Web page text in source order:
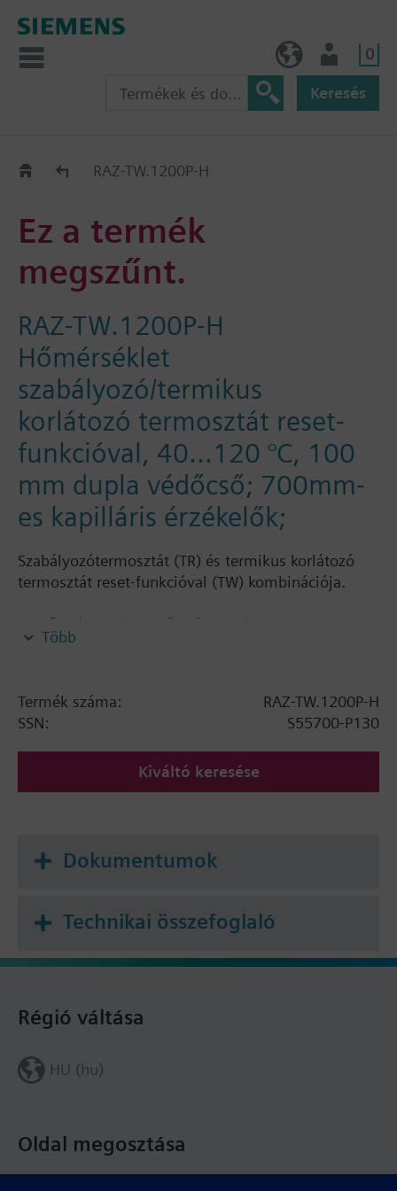
0
Keresés
Régi-Új Kiváltási segédlet
RAZ-TW.1200P-H
Ez a termék
megszűnt.
RAZ-TW.1200P-H
Hőmérséklet
szabályozó/termikus
korlátozó termosztát reset-
funkcióval, 40...120 °C, 100
mm dupla védőcső; 700mm-
es kapilláris érzékelők;
Szabályozótermosztát (TR) és termikus korlátozó
termosztát reset-funkcióval (TW) kombinációja.
Külső skála (TR), belső skála (TW), 2 changeover
kontaktus. Merülő illetve falra szerelhető
Több
Termék száma:
RAZ-TW.1200P-H
SSN:
S55700-P130
Kiváltó keresése
Dokumentumok
Technikai összefoglaló
Oldal megosztása
Régió váltása
HU (hu)